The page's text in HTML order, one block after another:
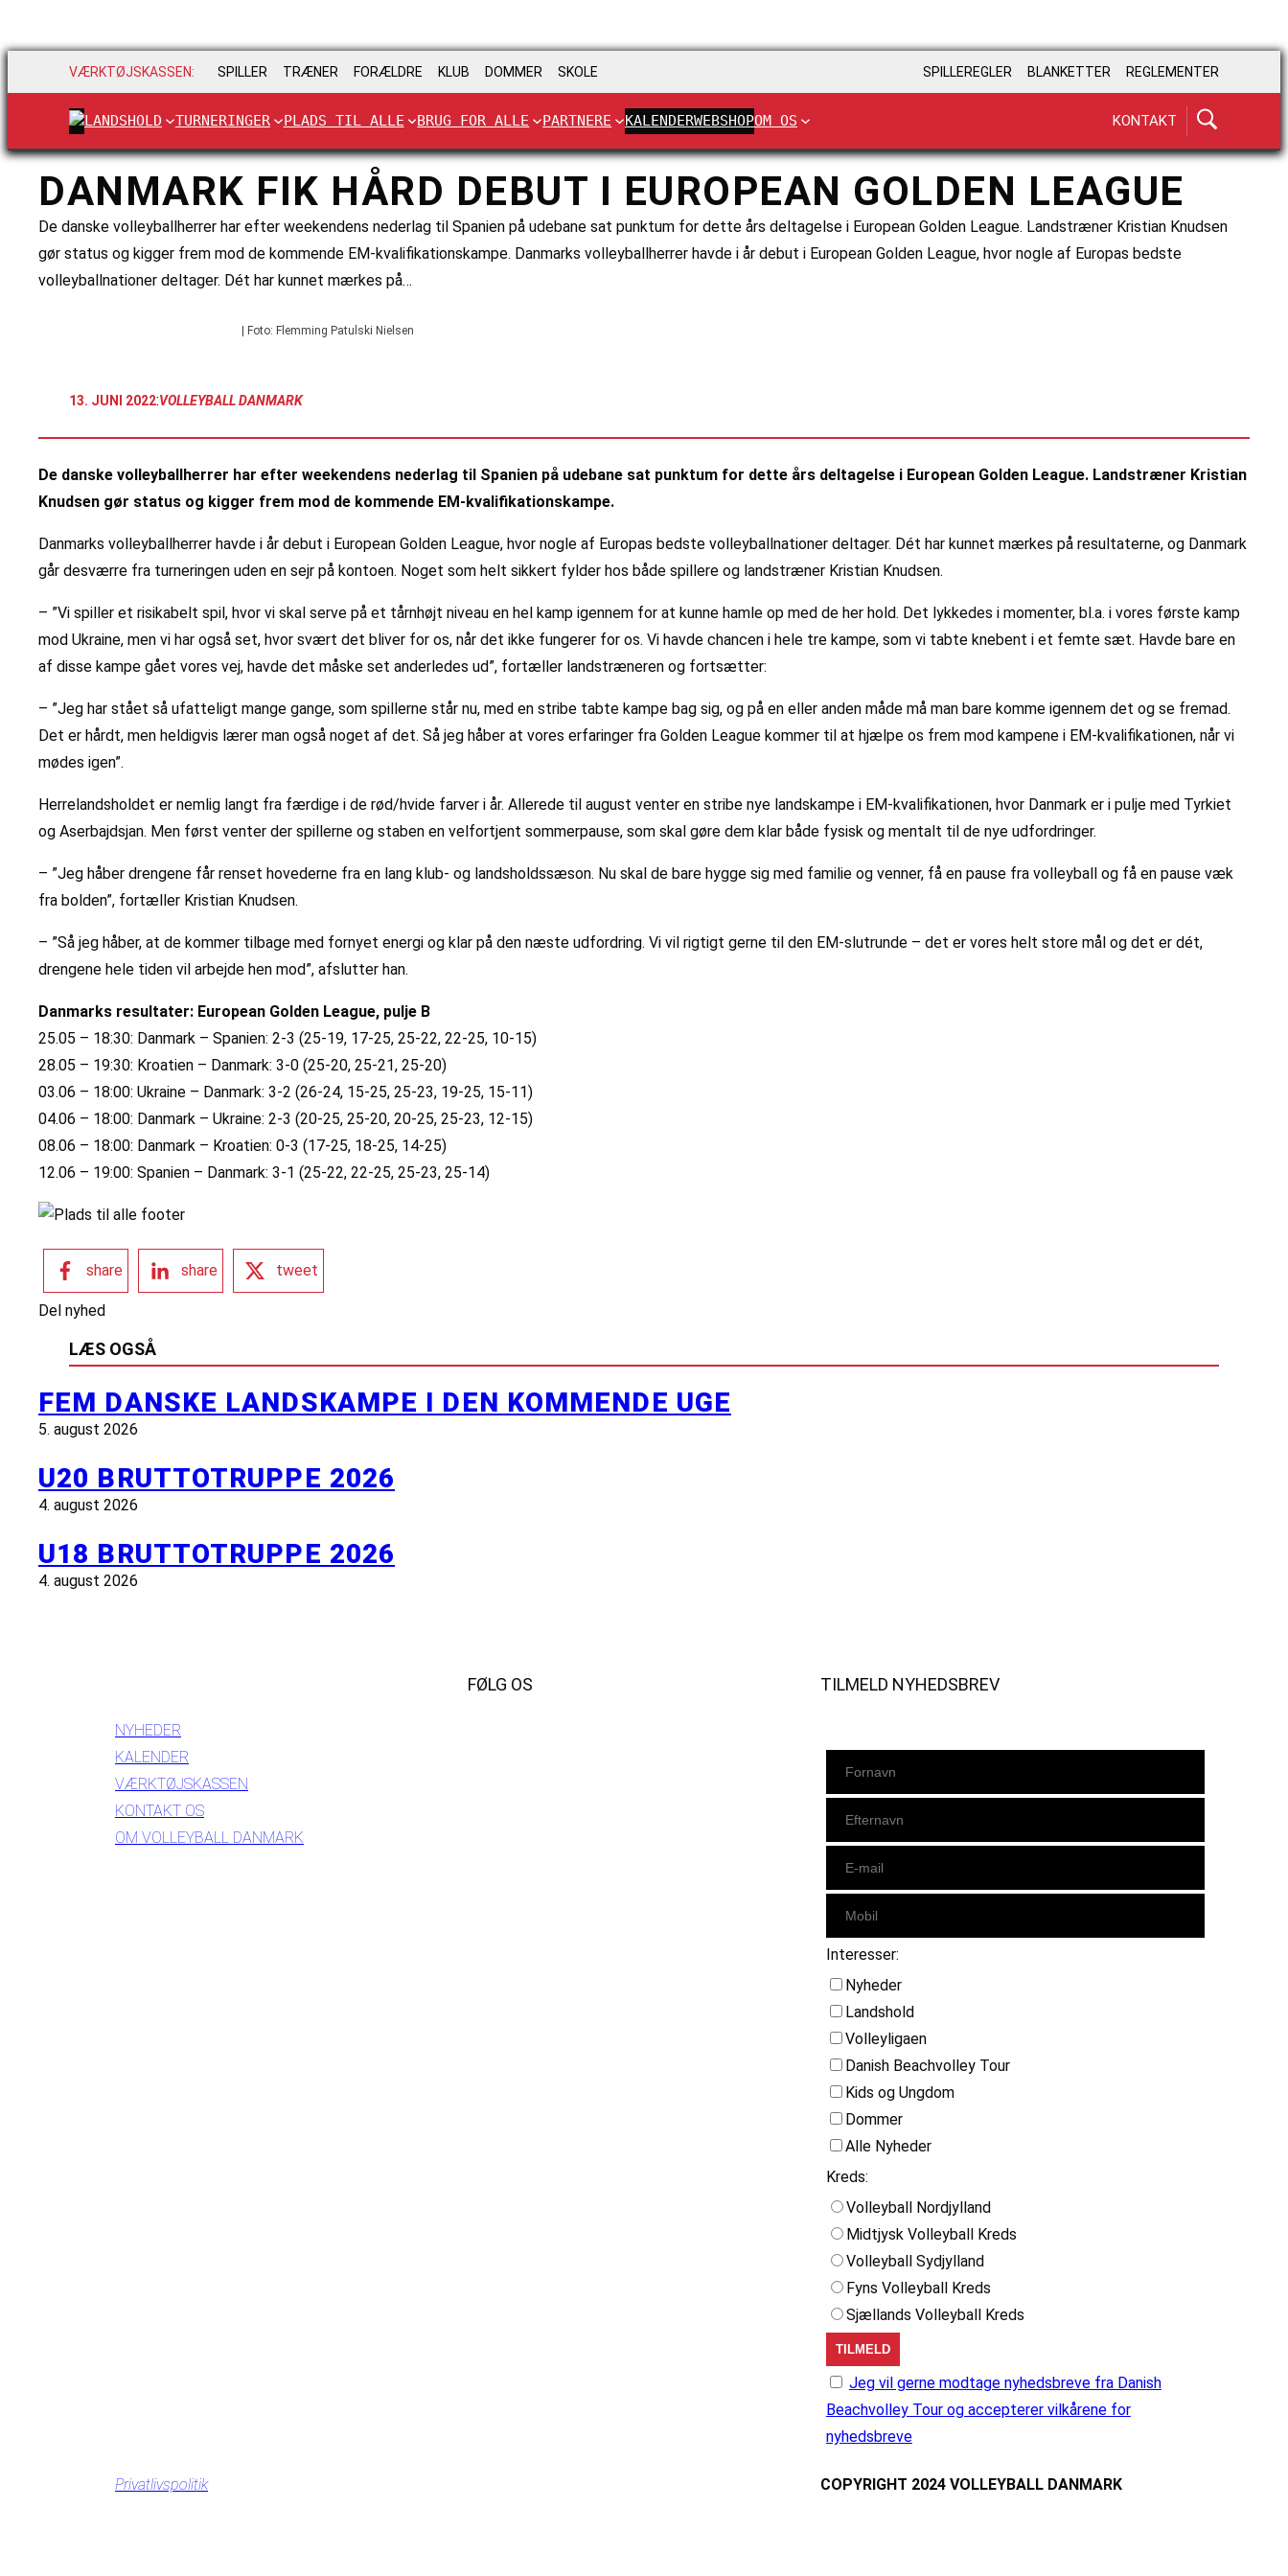
VÆRKTØJSKASSEN: SPILLER TRÆNER FORÆLDRE KLUB DOMMER SKOLE SPILLEREGLER BLANKETTER REGLEMENTER
LANDSHOLD TURNERINGER PLADS TIL ALLE BRUG FOR ALLE PARTNERE KALENDERWEBSHOPOM OS KONTAKT
DANMARK FIK HÅRD DEBUT I EUROPEAN GOLDEN LEAGUE
De danske volleyballherrer har efter weekendens nederlag til Spanien på udebane sat punktum for dette års deltagelse i European Golden League. Landstræner Kristian Knudsen
gør status og kigger frem mod de kommende EM-kvalifikationskampe. Danmarks volleyballherrer havde i år debut i European Golden League, hvor nogle af Europas bedste
volleyballnationer deltager. Dét har kunnet mærkes på…
| Foto: Flemming Patulski Nielsen
13. JUNI 2022:VOLLEYBALL DANMARK
De danske volleyballherrer har efter weekendens nederlag til Spanien på udebane sat punktum for dette års deltagelse i European Golden League. Landstræner Kristian
Knudsen gør status og kigger frem mod de kommende EM-kvalifikationskampe.
Danmarks volleyballherrer havde i år debut i European Golden League, hvor nogle af Europas bedste volleyballnationer deltager. Dét har kunnet mærkes på resultaterne, og Danmark
går desværre fra turneringen uden en sejr på kontoen. Noget som helt sikkert fylder hos både spillere og landstræner Kristian Knudsen.
– ”Vi spiller et risikabelt spil, hvor vi skal serve på et tårnhøjt niveau en hel kamp igennem for at kunne hamle op med de her hold. Det lykkedes i momenter, bl.a. i vores første kamp
mod Ukraine, men vi har også set, hvor svært det bliver for os, når det ikke fungerer for os. Vi havde chancen i hele tre kampe, som vi tabte knebent i et femte sæt. Havde bare en
af disse kampe gået vores vej, havde det måske set anderledes ud”, fortæller landstræneren og fortsætter:
– ”Jeg har stået så ufatteligt mange gange, som spillerne står nu, med en stribe tabte kampe bag sig, og på en eller anden måde må man bare komme igennem det og se fremad.
Det er hårdt, men heldigvis lærer man også noget af det. Så jeg håber at vores erfaringer fra Golden League kommer til at hjælpe os frem mod kampene i EM-kvalifikationen, når vi
mødes igen”.
Herrelandsholdet er nemlig langt fra færdige i de rød/hvide farver i år. Allerede til august venter en stribe nye landskampe i EM-kvalifikationen, hvor Danmark er i pulje med Tyrkiet
og Aserbajdsjan. Men først venter der spillerne og staben en velfortjent sommerpause, som skal gøre dem klar både fysisk og mentalt til de nye udfordringer.
– ”Jeg håber drengene får renset hovederne fra en lang klub- og landsholdssæson. Nu skal de bare hygge sig med familie og venner, få en pause fra volleyball og få en pause væk
fra bolden”, fortæller Kristian Knudsen.
– ”Så jeg håber, at de kommer tilbage med fornyet energi og klar på den næste udfordring. Vi vil rigtigt gerne til den EM-slutrunde – det er vores helt store mål og det er dét,
drengene hele tiden vil arbejde hen mod”, afslutter han.
Danmarks resultater: European Golden League, pulje B
25.05 – 18:30: Danmark – Spanien: 2-3 (25-19, 17-25, 25-22, 22-25, 10-15)
28.05 – 19:30: Kroatien – Danmark: 3-0 (25-20, 25-21, 25-20)
03.06 – 18:00: Ukraine – Danmark: 3-2 (26-24, 15-25, 25-23, 19-25, 15-11)
04.06 – 18:00: Danmark – Ukraine: 2-3 (20-25, 25-20, 20-25, 25-23, 12-15)
08.06 – 18:00: Danmark – Kroatien: 0-3 (17-25, 18-25, 14-25)
12.06 – 19:00: Spanien – Danmark: 3-1 (25-22, 22-25, 25-23, 25-14)
share share tweet
Del nyhed
LÆS OGSÅ
FEM DANSKE LANDSKAMPE I DEN KOMMENDE UGE
5. august 2026
U20 BRUTTOTRUPPE 2026
4. august 2026
U18 BRUTTOTRUPPE 2026
4. august 2026
NYHEDER
KALENDER
VÆRKTØJSKASSEN
KONTAKT OS
OM VOLLEYBALL DANMARK
FØLG OS TILMELD NYHEDSBREV
Interesser:
Nyheder
Landshold
Volleyligaen
Danish Beachvolley Tour
Kids og Ungdom
Dommer
Alle Nyheder
Kreds:
Volleyball Nordjylland
Midtjysk Volleyball Kreds
Volleyball Sydjylland
Fyns Volleyball Kreds
Sjællands Volleyball Kreds
Jeg vil gerne modtage nyhedsbreve fra Danish
Beachvolley Tour og accepterer vilkårene for
nyhedsbreve
Privatlivspolitik COPYRIGHT 2024 VOLLEYBALL DANMARK